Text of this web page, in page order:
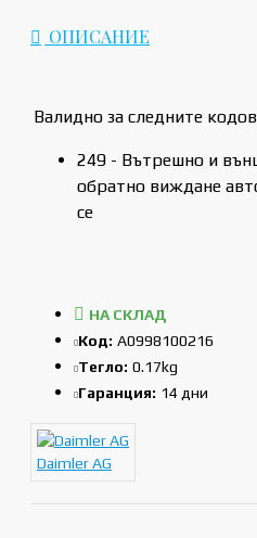
ОПИСАНИЕ
Валидно за следните
249 - Вътрешно и
обратно виждане
се
НА СКЛАД
Код: A0998100216
Тегло: 0.17kg
Гаранция: 14 дни
Daimler AG